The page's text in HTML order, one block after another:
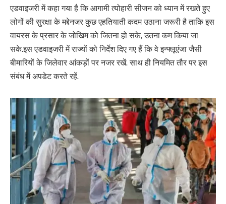
एडवाइजरी में कहा गया है कि आगामी त्योहारी सीजन को ध्यान में रखते हुए
लोगों की सुरक्षा के मद्देनजर कुछ एहतियाती कदम उठाना जरूरी है ताकि इस
वायरस के प्रसार के जोखिम को जितना हो सके, उतना कम किया जा
सके.इस एडवाइजरी में राज्यों को निर्देश दिए गए हैं कि वे इन्फ्लूएंजा जैसी
बीमारियों के जिलेवार आंकड़ों पर नजर रखें. साथ ही नियमित तौर पर इस
संबंध में अपडेट करते रहें.